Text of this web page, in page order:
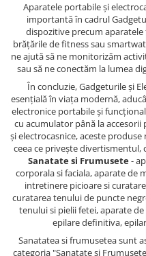
Aparatele portabile și
importantă în cadrul
dispozitive precum
brățările de fitness sau
ne ajută să ne monitorizăm
sau să ne conectăm la lumea
În concluzie, Gadgeturile și
esențială în viața modernă,
electronice portabile și
cu acumulator până la
și electrocasnice, aceste
ceea ce privește divertismentul,
Sanatate si Frumusete-
corporala si faciala, aparate de
intretinere picioare si
curatarea tenului de puncte
tenului si pielii fetei, aparate
epilare definitiva,
Sanatatea si frumusetea sunt
categoria "Sanatate si